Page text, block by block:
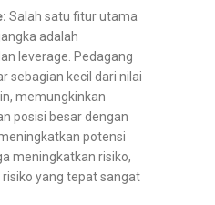
Salah satu fitur utama
adalah
leverage. Pedagang
sebagian kecil dari nilai
memungkinkan
posisi besar dengan
potensi
meningkatkan risiko,
yang tepat sangat